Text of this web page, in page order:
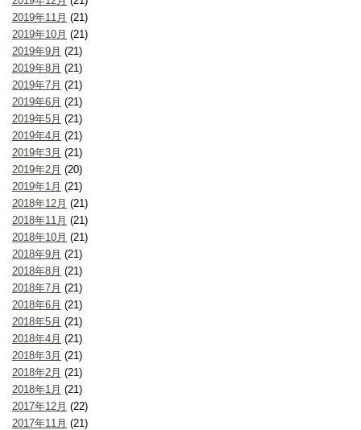
2019年11月 (21)
2019年10月 (21)
2019年9月 (21)
2019年8月 (21)
2019年7月 (21)
2019年6月 (21)
2019年5月 (21)
2019年4月 (21)
2019年3月 (21)
2019年2月 (20)
2019年1月 (21)
2018年12月 (21)
2018年11月 (21)
2018年10月 (21)
2018年9月 (21)
2018年8月 (21)
2018年7月 (21)
2018年6月 (21)
2018年5月 (21)
2018年4月 (21)
2018年3月 (21)
2018年2月 (21)
2018年1月 (21)
2017年12月 (22)
2017年11月 (21)